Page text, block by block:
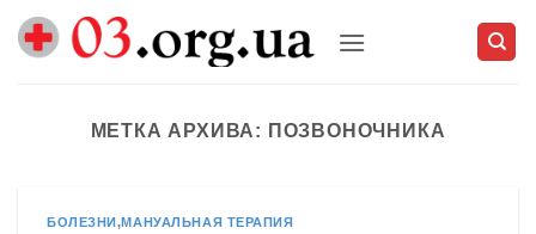
Skip
МЕТКА АРХИВА: ПОЗВОНОЧНИКА
БОЛЕЗНИ,МАНУАЛЬНАЯ ТЕРАПИЯ